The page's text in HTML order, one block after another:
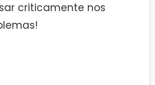
criticamente nos